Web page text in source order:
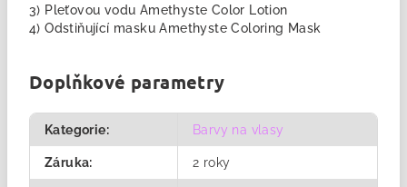
3) Pleťovou vodu Amethyste Color Lotion
4) Odstiňující masku Amethyste Coloring Mask
Doplňkové parametry
Kategorie: Barvy na vlasy
Záruka: 2 roky